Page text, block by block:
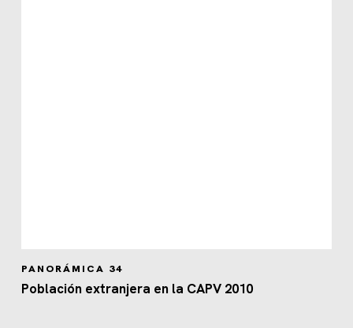
PANORÁMICA 34
Población extranjera en la CAPV 2010